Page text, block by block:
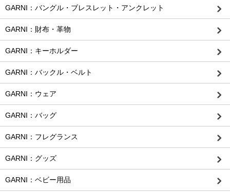
GARNI：バングル・ブレスレット・アンクレット
GARNI：財布・革物
GARNI：キーホルダー
GARNI：バックル・ベルト
GARNI：ウェア
GARNI：バッグ
GARNI：フレグランス
GARNI：グッズ
GARNI：ベビー用品